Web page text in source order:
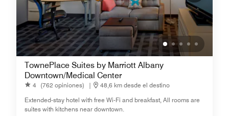
TownePlace Suites by Marriott Albany
Downtown/Medical Center
4 (762 opiniones) |
48,6 km desde el destino
Extended-stay hotel with free Wi-Fi and breakfast, All rooms are
suites with kitchens near downtown.